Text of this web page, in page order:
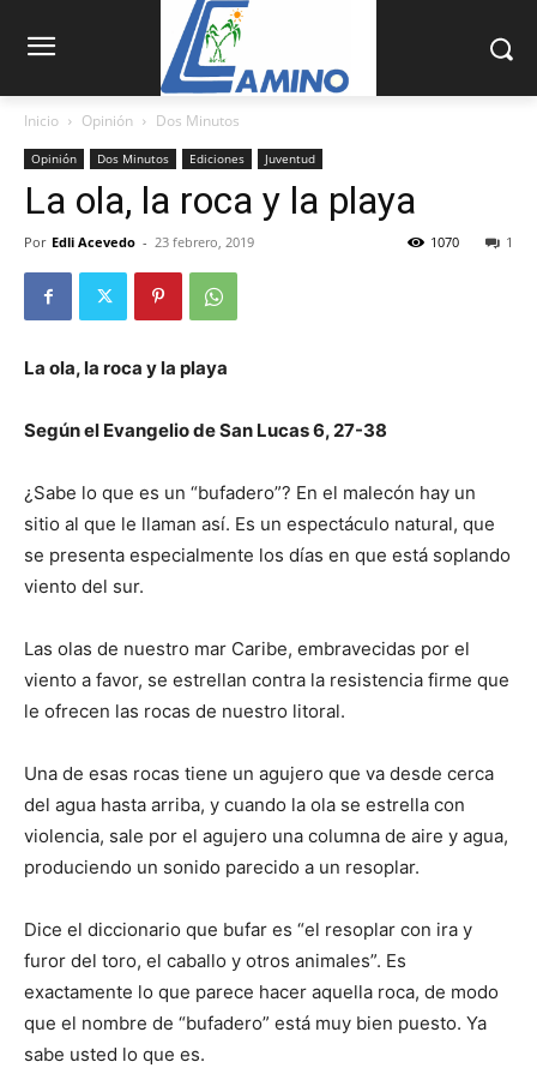
Inicio Opinión Dos Minutos
Opinión Dos Minutos Ediciones Juventud
La ola, la roca y la playa
Por Edli Acevedo - 23 febrero, 2019 1
1070
La ola, la roca y la playa
Según el Evangelio de San Lucas 6, 27-38
¿Sabe lo que es un “bufadero”? En el malecón hay un
sitio al que le llaman así. Es un espectáculo natural, que
se presenta especialmente los días en que está soplando
viento del sur.
Las olas de nuestro mar Caribe, embravecidas por el
viento a favor, se estrellan contra la resistencia firme que
le ofrecen las rocas de nuestro litoral.
Una de esas rocas tiene un agujero que va desde cerca
del agua hasta arriba, y cuando la ola se estrella con
violencia, sale por el agujero una columna de aire y agua,
produciendo un sonido parecido a un resoplar.
Dice el diccionario que bufar es “el resoplar con ira y
furor del toro, el caballo y otros animales”. Es
exactamente lo que parece hacer aquella roca, de modo
que el nombre de “bu­fadero” está muy bien puesto. Ya
sabe usted lo que es.